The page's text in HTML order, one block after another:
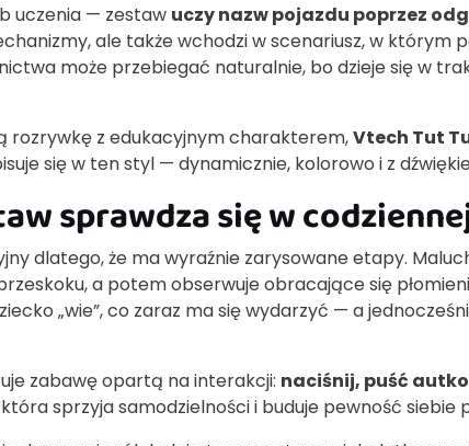
uczenia — zestaw uczy nazw pojazdu poprzez
ale także wchodzi w scenariusz, w którym
może przebiegać naturalnie, bo dzieje się w
rozrywkę z edukacyjnym charakterem,Vtech Tut
się w ten styl — dynamicznie, kolorowo i z
sprawdza się w
dlatego, że ma wyraźnie zarysowane etapy.
a potem obserwuje obracające się
„wie”, co zaraz ma się wydarzyć — a
zabawę opartą na interakcji: naciśnij, puść
sprzyja samodzielności i buduje pewność siebie